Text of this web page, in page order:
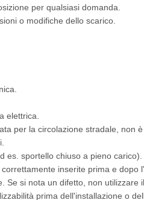
per qualsiasi domanda.
o modifiche dello scarico.
elettrica.
per la circolazione stradale, non
es. sportello chiuso a pieno carico).
inserite prima e
si nota un difetto, non utilizzare
prima dell'installazione o